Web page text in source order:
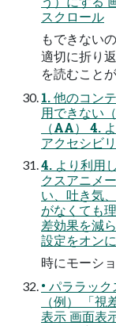
スクロール
もできない
適切に折り
を読むこと
1. 他のコン
用できない
（AA） 4.
アクセシビ
4. より利用
クスアニメ
い、吐き気
がなくても
差効果を減
設定をオン
時にモーシ
• パララッ
（例） 「
表示 画面表